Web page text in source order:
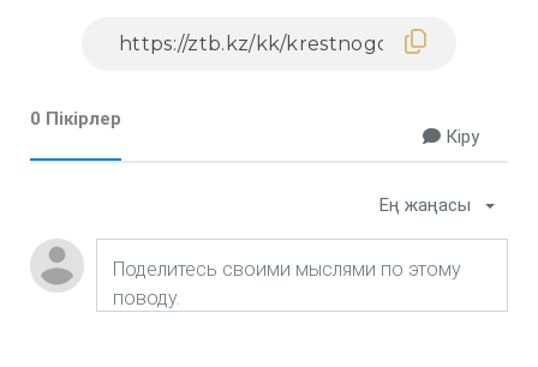
0 Пікірлер
Кіру
Ең жаңасы